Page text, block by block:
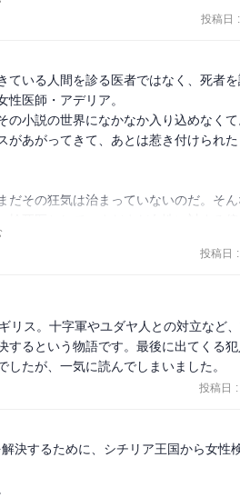
うか野蛮といってもいいぐらいなので
、逞しい状況が分かります。
とさせられます。
てコンビが続くのかと思っていた）
で分かりませんでした。
投稿日 :
ている人間を診る医者ではなく、死者
医師・アデリア。
の小説の世界になかなか入り込めなく
があがってきて、あとは惹き付けられ
だその狂気は治まっていないのだ。そ
れかねない。王の命令で渋々引き受け
くため、アデリアは引き返すことはし
）。医師による合理的な治療よりも、
冒涜だととらえられてしまう。けれど
検死医だけなのだ。それを理解して貰
いうことにも興味はあるが、小説の中
たということなのだけれど、豚を試験
。かなり克明な描写があり、アデリア
感じた。それだけ残虐な殺され方をして
投稿日 :
リス。十字軍やユダヤ人との対立など
るという物語です。最後に出てくる
たが、一気に読んでしまいました。
投稿日 :
決するために、シチリア王国から女性